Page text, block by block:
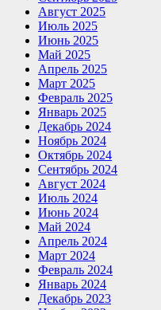
Август 2025
Июль 2025
Июнь 2025
Май 2025
Апрель 2025
Март 2025
Февраль 2025
Январь 2025
Декабрь 2024
Ноябрь 2024
Октябрь 2024
Сентябрь 2024
Август 2024
Июль 2024
Июнь 2024
Май 2024
Апрель 2024
Март 2024
Февраль 2024
Январь 2024
Декабрь 2023